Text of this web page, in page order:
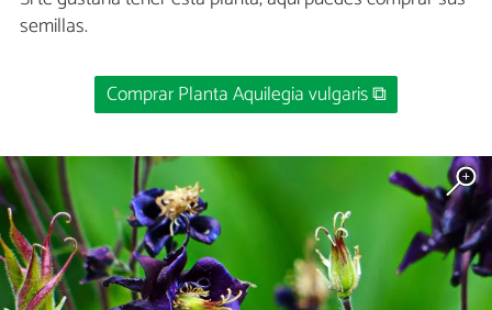
semillas.
Comprar Planta Aquilegia vulgaris ⧉